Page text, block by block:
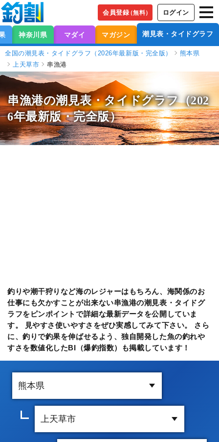
会員登録（無料） ログイン
神奈川県 マダイ マガジン 潮見表・タイドグラフ
全国の潮見表・タイドグラフ（2026年最新版・完全版）
熊本県
上天草市
串漁港
串漁港の潮見表・タイドグラフ（202
6年最新版・完全版）
釣りや潮干狩りなど海のレジャーはもちろん、海関係のお
仕事にも欠かすことが出来ない串漁港の潮見表・タイドグ
ラフをピンポイントで詳細な最新データを公開していま
す。 見やすさ使いやすさをぜひ実感してみて下さい。 さら
に、釣りで釣果を伸ばせるよう、独自開発した魚の釣れや
すさを数値化したBI（爆釣指数）も掲載しています！